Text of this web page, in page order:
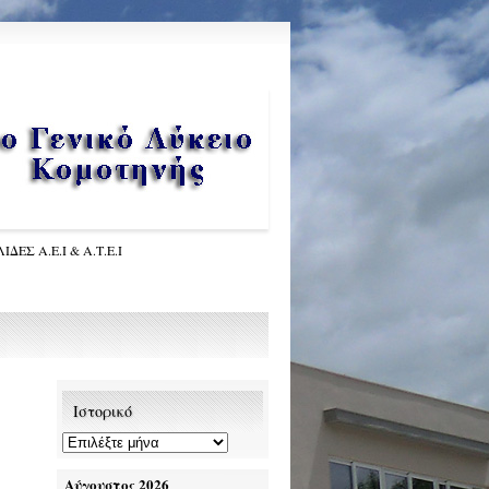
Α.Ε.Ι & Α.Τ.Ε.Ι
Ιστορικό
Αύγουστος 2026